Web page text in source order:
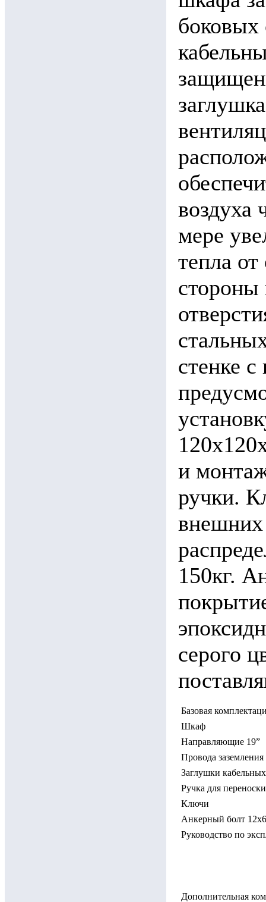
боковых
воздуха
мере
тепла
стенке
и
ручки.
внешних
150кг.
серого
Базовая
Шкаф
Направляющие 19”
Провода заземления
Заглушки
Ручка для переноски
Ключи
Анкерный болт
Руководство по
Дополнительная